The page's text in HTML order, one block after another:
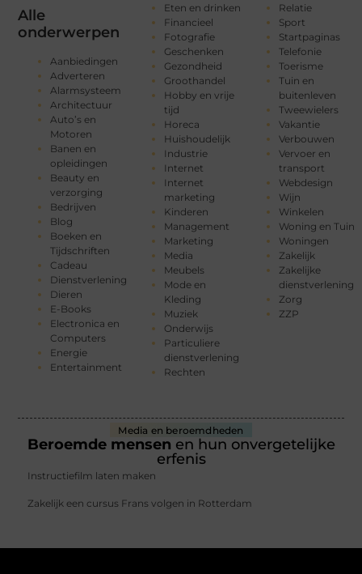
Alle
onderwerpen
Aanbiedingen
Adverteren
Alarmsysteem
Architectuur
Auto’s en
Motoren
Banen en
opleidingen
Beauty en
verzorging
Bedrijven
Blog
Boeken en
Tijdschriften
Cadeau
Dienstverlening
Dieren
E-Books
Electronica en
Computers
Energie
Entertainment
Eten en drinken
Financieel
Fotografie
Geschenken
Gezondheid
Groothandel
Hobby en vrije
tijd
Horeca
Huishoudelijk
Industrie
Internet
Internet
marketing
Kinderen
Management
Marketing
Media
Meubels
Mode en
Kleding
Muziek
Onderwijs
Particuliere
dienstverlening
Rechten
Relatie
Sport
Startpaginas
Telefonie
Toerisme
Tuin en
buitenleven
Tweewielers
Vakantie
Verbouwen
Vervoer en
transport
Webdesign
Wijn
Winkelen
Woning en Tuin
Woningen
Zakelijk
Zakelijke
dienstverlening
Zorg
ZZP
Media en beroemdheden
Beroemde mensen en hun onvergetelijke
erfenis
Instructiefilm laten maken
Zakelijk een cursus Frans volgen in Rotterdam